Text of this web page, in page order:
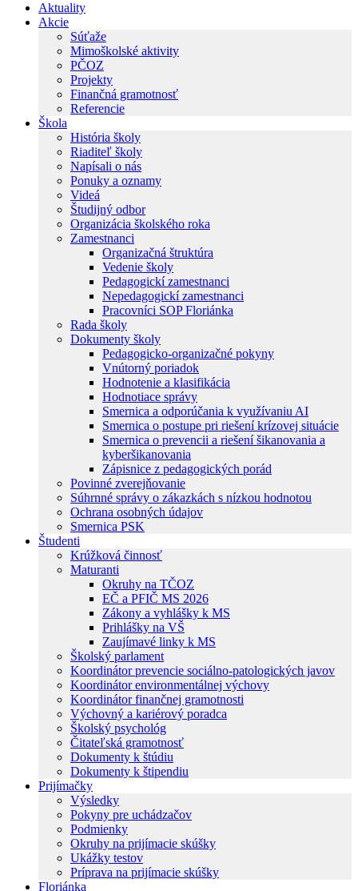
Aktuality
Akcie
Súťaže
Mimoškolské aktivity
PČOZ
Projekty
Finančná gramotnosť
Referencie
Škola
História školy
Riaditeľ školy
Napísali o nás
Ponuky a oznamy
Videá
Študijný odbor
Organizácia školského roka
Zamestnanci
Organizačná štruktúra
Vedenie školy
Pedagogickí zamestnanci
Nepedagogickí zamestnanci
Pracovníci SOP Floriánka
Rada školy
Dokumenty školy
Pedagogicko-organizačné pokyny
Vnútorný poriadok
Hodnotenie a klasifikácia
Hodnotiace správy
Smernica a odporúčania k využívaniu AI
Smernica o postupe pri riešení krízovej situácie
Smernica o prevencii a riešení šikanovania a
kyberšikanovania
Zápisnice z pedagogických porád
Povinné zverejňovanie
Súhrnné správy o zákazkách s nízkou hodnotou
Ochrana osobných údajov
Smernica PSK
Študenti
Krúžková činnosť
Maturanti
Okruhy na TČOZ
EČ a PFIČ MS 2026
Zákony a vyhlášky k MS
Prihlášky na VŠ
Zaujímavé linky k MS
Školský parlament
Koordinátor prevencie sociálno-patologických javov
Koordinátor environmentálnej výchovy
Koordinátor finančnej gramotnosti
Výchovný a kariérový poradca
Školský psychológ
Čitateľská gramotnosť
Dokumenty k štúdiu
Dokumenty k štipendiu
Prijímačky
Výsledky
Pokyny pre uchádzačov
Podmienky
Okruhy na prijímacie skúšky
Ukážky testov
Príprava na prijímacie skúšky
Floriánka